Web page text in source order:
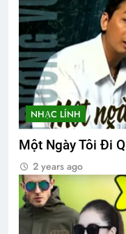
NHẠC LÍNH
Một Ngày Tôi Đi
2 years ago